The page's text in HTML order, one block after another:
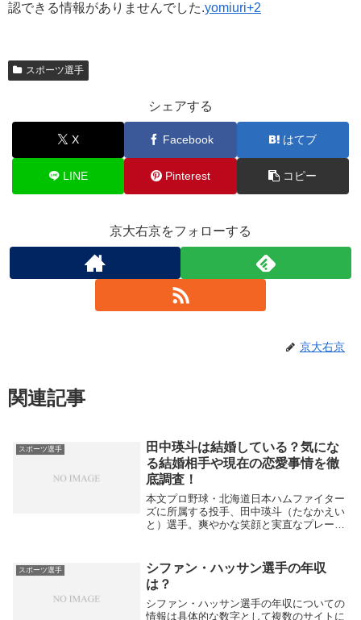
認できる情報がありませんでした.yomiuri+2
スポーツ選手
シェアする
X Facebook はてブ
LINE Pinterest コピー
京大右京をフォローする
京大右京
関連記事
スポーツ選手
田中瑛斗は結婚している？気にな
る結婚相手や現在の恋愛事情を徹
底調査！
本文プロ野球・北海道日本ハムファイター
ズに所属する投手、田中瑛斗（たなかえい
と）選手。爽やかな笑顔と実直なプレース
まっています。特に「結婚しているの？」
という疑問は...
スポーツ選手
シファン・ハッサン選手の年収
は？
シファン・ハッサン選手の年収についての
情報は具体的な数字として複数のサイトに